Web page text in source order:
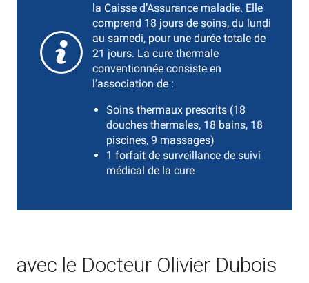
la Caisse d’Assurance maladie. Elle
comprend 18 jours de soins, du lundi
au samedi, pour une durée totale de
21 jours. La cure thermale
conventionnée consiste en
l’association de :
Soins thermaux prescrits (18
douches thermales, 18 bains, 18
piscines, 9 massages)
1 forfait de surveillance de suivi
médical de la cure
avec le Docteur Olivier Dubois